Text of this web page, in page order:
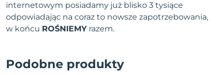
internetowym posiadamy już blisko 3 tysiące
odpowiadając na coraz to nowsze zapotrzebowania,
w końcu ROŚNIEMY razem.
Podobne produkty